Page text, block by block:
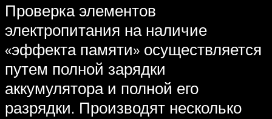
Проверка элементов
электропитания на наличие
«эффекта памяти» осуществляется
путем полной зарядки
аккумулятора и полной его
разрядки. Производят несколько